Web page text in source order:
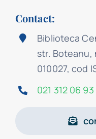
Contact:
Biblioteca
str. Boteanu,
010027, cod
021 312 06 93